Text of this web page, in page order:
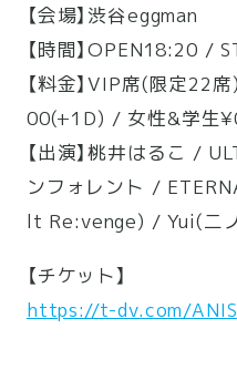
【会場】渋谷eggman
【時間】OPEN18:20 /
【料金】VIP席(限定
00(+1D) / 女性&学生
【出演】桃井はるこ /
ンフォレント /
lt Re:venge) / Yui(二
【チケット】
https://t-dv.com/